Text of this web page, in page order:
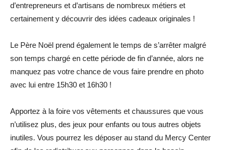
d’entrepreneurs et d’artisans de nombreux métiers et
certainement y découvrir des idées cadeaux originales !
Le Père Noël prend également le temps de s’arrêter malgré
son temps chargé en cette période de fin d’année, alors ne
manquez pas votre chance de vous faire prendre en photo
avec lui entre 15h30 et 16h30 !
Apportez à la foire vos vêtements et chaussures que vous
n’utilisez plus, des jeux pour enfants ou tous autres objets
inutiles. Vous pourrez les déposer au stand du Mercy Center